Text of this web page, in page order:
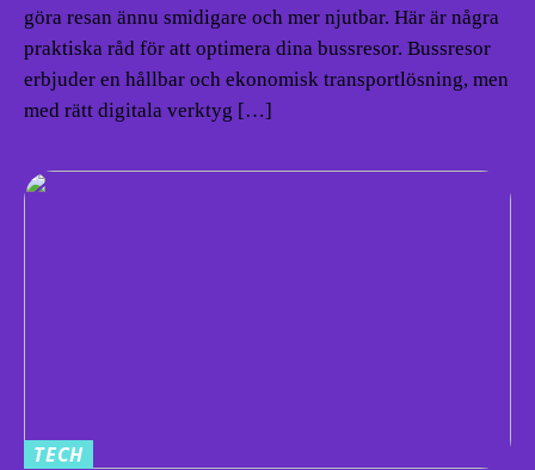
göra resan ännu smidigare och mer njutbar. Här är några
praktiska råd för att optimera dina bussresor. Bussresor
erbjuder en hållbar och ekonomisk transportlösning, men
med rätt digitala verktyg […]
TECH